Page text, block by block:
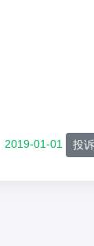
2019-01-01 投诉